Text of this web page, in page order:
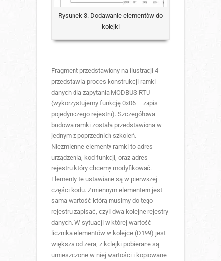
Rysunek 3. Dodawanie elementów do
kolejki
Fragment przedstawiony na ilustracji 4
przedstawia proces konstrukcji ramki
danych dla zapytania MODBUS RTU
(wykorzystujemy funkcję 0x06 – zapis
pojedynczego rejestru). Szczegółowa
budowa ramki została przedstawiona w
jednym z poprzednich szkoleń.
Niezmienne elementy ramki to adres
urządzenia, kod funkcji, oraz adres
rejestru który chcemy modyfikować.
Elementy te ustawiane są w pierwszej
części kodu. Zmiennym elementem jest
sama wartość którą musimy do tego
rejestru zapisać, czyli dwa kolejne rejestry
danych. W sytuacji w której wartość
licznika elementów w kolejce (D199) jest
większa od zera, z kolejki pobierane są
umieszczone w niej wartości i kopiowane